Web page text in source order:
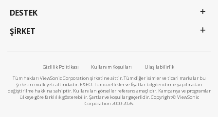
DESTEK
ŞIRKET
Gizlilik Politikası Kullanım Koşulları
Ulaşılabilirlik
Tüm hakları ViewSonic Corporation şirketine aittir. Tüm diğer isimler ve ticari markalar bu
şirketin mülkiyeti altındadır. E&EO. Tüm özellikler ve fiyatlar bilgilendirme yapılmadan
değiştirilme hakkına sahiptir. Kullanılan görseller referans amaçlıdır. Kampanya ve programlar
ülkeye göre farklılık gösterebilir. Şartlar ve koşullar geçerlidir. Copyright© ViewSonic
Corporation 2000-2026.